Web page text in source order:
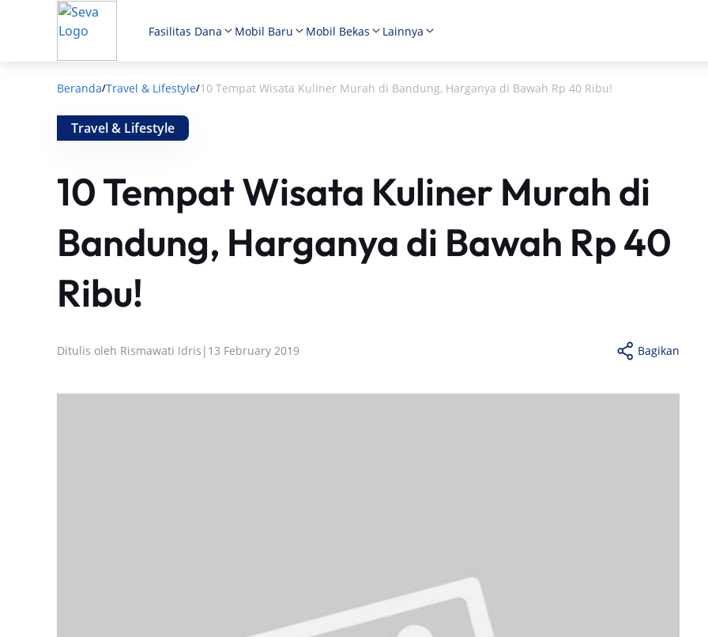
Fasilitas Dana Mobil Baru Mobil Bekas Lainnya
Beranda/Travel & Lifestyle/10 Tempat Wisata Kuliner Murah di Bandung, Harganya di Bawah Rp 40 Ribu!
Travel & Lifestyle
10 Tempat Wisata Kuliner Murah di
Bandung, Harganya di Bawah Rp 40
Ribu!
Ditulis oleh Rismawati Idris | 13 February 2019 Bagikan